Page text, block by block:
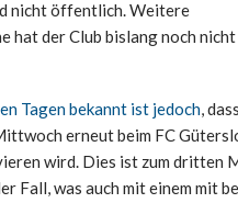
nicht öffentlich. Weitere
hat der Club bislang noch
Tagen bekannt ist jedoch,
erneut beim FC
wird. Dies ist zum dritten
Fall, was auch mit einem mit